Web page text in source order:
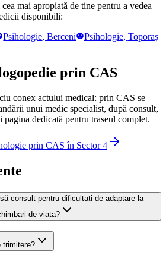
mai apropiată de tine pentru a vedea
disponibili:
Psihologie,Berceni Psihologie, Toporaș
prin CAS
conex actului medical: prin CAS se
unui medic specialist, după consult,
dedicată pentru traseul complet.
prin CAS în Sector 4
consult pentru dificultati de adaptare la
de viata?
trimitere?